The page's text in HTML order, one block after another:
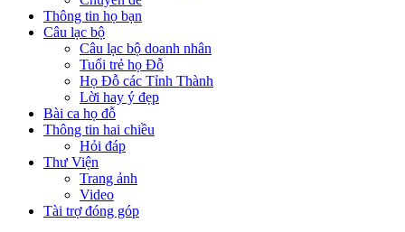
Thông tin họ bạn
Câu lạc bộ
Câu lạc bộ doanh nhân
Tuổi trẻ họ Đỗ
Họ Đỗ các Tỉnh Thành
Lời hay ý đẹp
Bài ca họ đỗ
Thông tin hai chiều
Hỏi đáp
Thư Viện
Trang ảnh
Video
Tài trợ đóng góp